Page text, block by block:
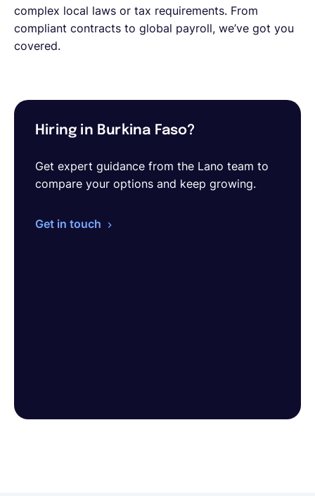
complex local laws or tax requirements. From
compliant contracts to global payroll, we’ve got you
covered.
Hiring in Burkina Faso?
Get expert guidance from the Lano team to
compare your options and keep growing.
Get in touch